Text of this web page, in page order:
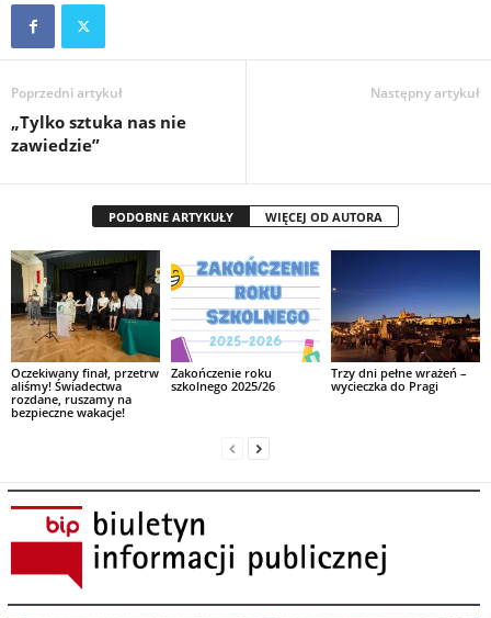
Poprzedni artykuł
„Tylko sztuka nas nie
zawiedzie”
Następny artykuł
PODOBNE ARTYKUŁY WIĘCEJ OD AUTORA
Oczekiwany finał, przetrw
aliśmy! Świadectwa
rozdane, ruszamy na
bezpieczne wakacje!
Zakończenie roku
szkolnego 2025/26
Trzy dni pełne wrażeń –
wycieczka do Pragi